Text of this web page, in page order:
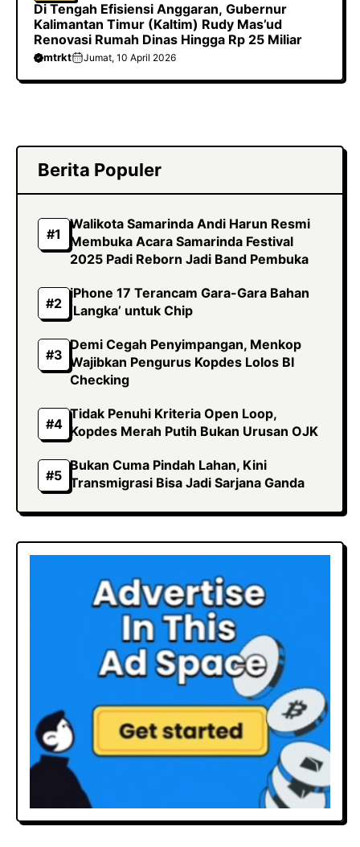
Di Tengah Efisiensi Anggaran, Gubernur
Kalimantan Timur (Kaltim) Rudy Mas’ud
Renovasi Rumah Dinas Hingga Rp 25 Miliar
mtrkt Jumat, 10 April 2026
Berita Populer
Walikota Samarinda Andi Harun Resmi
Membuka Acara Samarinda Festival
2025 Padi Reborn Jadi Band Pembuka
iPhone 17 Terancam Gara-Gara Bahan
‘Langka’ untuk Chip
Demi Cegah Penyimpangan, Menkop
Wajibkan Pengurus Kopdes Lolos BI
Checking
Tidak Penuhi Kriteria Open Loop,
Kopdes Merah Putih Bukan Urusan OJK
Bukan Cuma Pindah Lahan, Kini
Transmigrasi Bisa Jadi Sarjana Ganda